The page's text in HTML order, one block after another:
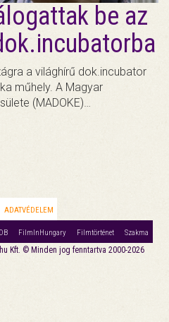
be az
a világhírű dok.incubator
műhely. A Magyar
(MADOKE)…
ADATVÉDELEM
FilmInHungary Filmtörténet Szakma
Kft. © Minden jog fenntartva 2000-2026